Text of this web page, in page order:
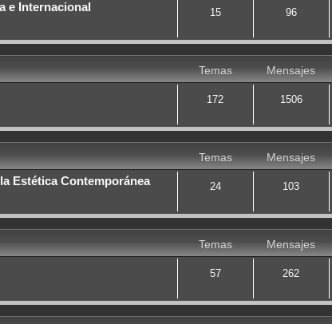
e Internacional
15 96
Temas Mensajes
172 1506
Temas Mensajes
Estética Contemporánea
24 103
Temas Mensajes
57 262